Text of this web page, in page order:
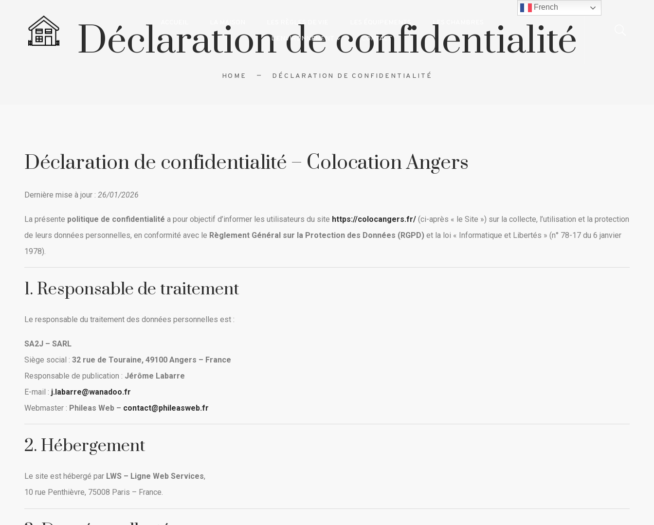
LES RÈGLES DE VIE LES ÉQUIPEMENTS
LES CHAMBRES
L’ENVIRONNEMENT
CONTACT
Déclaration de confidentialité
HOME DÉCLARATION DE CONFIDENTIALITÉ
Déclaration de confidentialité – Colocation Angers
Dernière mise à jour : 26/01/2026
La présente politique de confidentialité a pour objectif d’informer les utilisateurs du site https://colocangers.fr/ (ci-après « le Site ») sur la collecte, l’utilisation et la protection
de leurs données personnelles, en conformité avec le Règlement Général sur la Protection des Données (RGPD) et la loi « Informatique et Libertés » (n° 78-17 du 6 janvier
1978).
1. Responsable de traitement
Le responsable du traitement des données personnelles est :
SA2J – SARL
Siège social : 32 rue de Touraine, 49100 Angers – France
Responsable de publication : Jérôme Labarre
E-mail : j.labarre@wanadoo.fr
Webmaster : Phileas Web – contact@phileasweb.fr
2. Hébergement
Le site est hébergé par LWS – Ligne Web Services,
10 rue Penthièvre, 75008 Paris – France.
French